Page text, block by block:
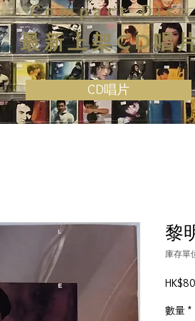
Compact Disc
最新上架CD唱
CD唱片
黎
庫存單
數量 *